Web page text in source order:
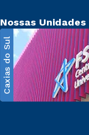
Nossas Unidades
Caxias do Sul